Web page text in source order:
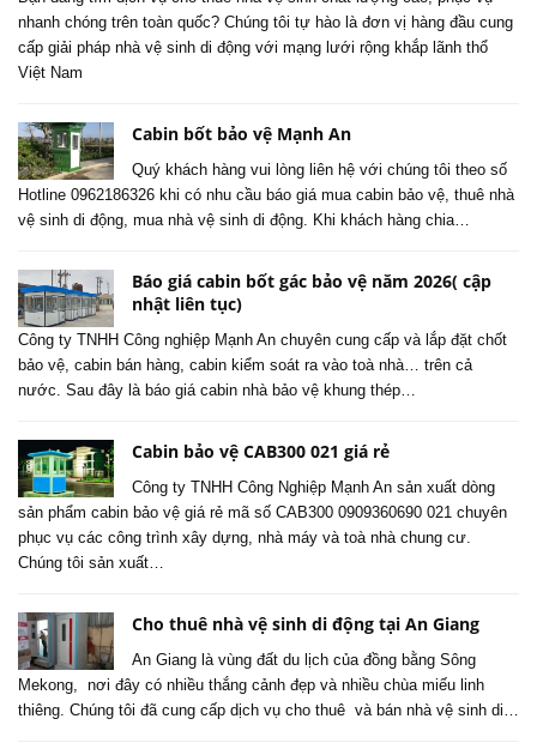
nhanh chóng trên toàn quốc? Chúng tôi tự hào là đơn vị hàng đầu cung
cấp giải pháp nhà vệ sinh di động với mạng lưới rộng khắp lãnh thổ
Việt Nam
Cabin bốt bảo vệ Mạnh An
Quý khách hàng vui lòng liên hệ với chúng tôi theo số
Hotline 0962186326 khi có nhu cầu báo giá mua cabin bảo vệ, thuê nhà
vệ sinh di động, mua nhà vệ sinh di động. Khi khách hàng chia…
Báo giá cabin bốt gác bảo vệ năm 2026( cập
nhật liên tục)
Công ty TNHH Công nghiệp Mạnh An chuyên cung cấp và lắp đặt chốt
bảo vệ, cabin bán hàng, cabin kiểm soát ra vào toà nhà… trên cả
nước. Sau đây là báo giá cabin nhà bảo vệ khung thép…
Cabin bảo vệ CAB300 021 giá rẻ
Công ty TNHH Công Nghiệp Mạnh An sản xuất dòng
sản phẩm cabin bảo vệ giá rẻ mã số CAB300 0909360690 021 chuyên
phục vụ các công trình xây dựng, nhà máy và toà nhà chung cư.
Chúng tôi sản xuất…
Cho thuê nhà vệ sinh di động tại An Giang
An Giang là vùng đất du lịch của đồng bằng Sông
Mekong, nơi đây có nhiều thắng cảnh đẹp và nhiều chùa miếu linh
thiêng. Chúng tôi đã cung cấp dịch vụ cho thuê và bán nhà vệ sinh di…